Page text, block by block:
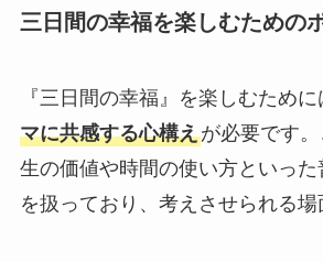
三日間の幸福を楽しむための
『三日間の幸福』を楽しむために
マに共感する心構えが必要です
生の価値や時間の使い方といっ
を扱っており、考えさせられる場